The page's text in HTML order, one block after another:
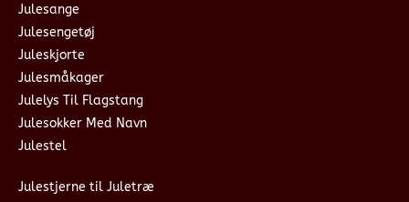
Julesange
Julesengetøj
Juleskjorte
Julesmåkager
Julelys Til Flagstang
Julesokker Med Navn
Julestel
Julestjerne til Juletræ